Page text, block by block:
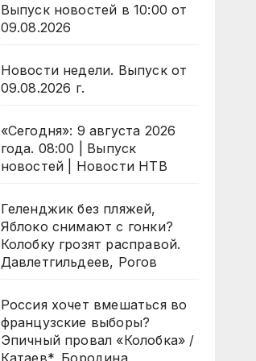
Выпуск новостей в 10:00 от
09.08.2026
Новости недели. Выпуск от
09.08.2026 г.
«Сегодня»: 9 августа 2026
года. 08:00 | Выпуск
новостей | Новости НТВ
Геленджик без пляжей,
Яблоко снимают с гонки?
Колобку грозят расправой.
Давлетгильдеев, Рогов
Россия хочет вмешаться во
французские выборы?
Эпичный провал «Колобка» /
Катаев*, Бородина